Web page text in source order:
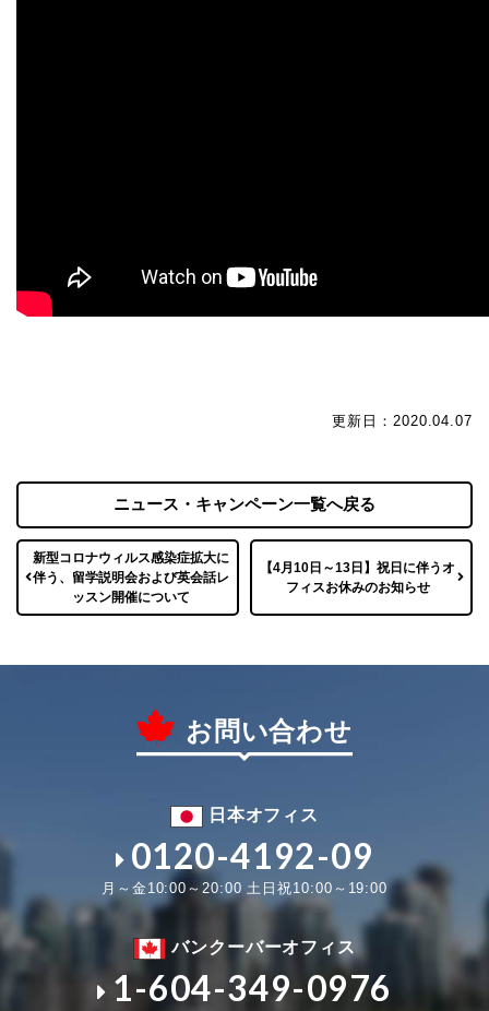
更新日：2020.04.07
新型コロナウィルス感染症拡大に
伴う、留学説明会および英会話レ
ッスン開催について
ニュース・キャンペーン一覧へ戻る
【4月10日～13日】祝日に伴うオ
フィスお休みのお知らせ
お問い合わせ
日本オフィス
0120-4192-09
月～金10:00～20:00 土日祝10:00～19:00
バンクーバーオフィス
1-604-349-0976